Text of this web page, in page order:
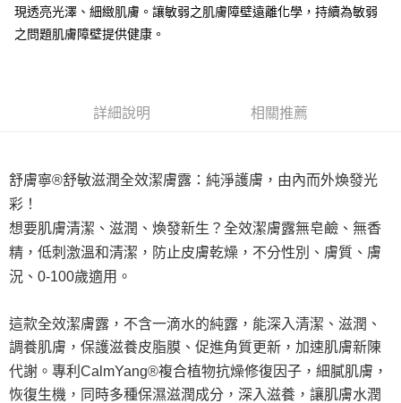
消。如遇「轉專審核」未通過狀況，表示未達大哥付你分期系統評分，恕無
法說明評估內容。
帳／街口支付／iPASS MONEY」等通路繳費。
用戶於交易時，得透過本服務購買商品或服務，並由商店將買賣／分期付款
買賣價金債權讓與本公司後，依約使用本公司帳單繳交帳款。
2.基於同意付款使用「大哥付你分期」之契約關係目的，商店將以您的個人
資料（包含姓名、電話或地址）提供予台灣大哥大進項蒐集、處理及利用，
由本公司與您本人進行分期帳單所需資料之確認、核對及更正。
3.完整用戶服務條款，請詳閱以下連結：https://oppay.tw/userRule
１．簡單：不需註冊會員、不需綁卡、不需儲值。
２．便利：只要手機號碼，簡訊認證，即可結帳。
３．安心：先確認商品／服務後，再付款。
結帳頁面，進行簡訊認證並確認金額後，即可完成結帳。
２．訂單成立數日內，您將收到繳費通知簡訊。
※ 請注意：結帳手續完成當下不需立刻繳費，但若您需要取消訂單，請聯絡
購買商品的店家。未經商家同意取消之訂單仍視為有效，需透過AFTEE先享
後付繳納相關費用。
※ 交易是否成功請以「AFTEE先享後付 」之結帳頁面顯示為準，若有關於
是否繳費成功／繳費後需取消欲退款等相關疑問，請聯繫「AFTEE先享後付
客戶支援中心」https://netprotections.freshdesk.com/support/home
【注意事項】
易，需依本服務之必要範圍內提供個人資料，並將交易相關給付款項請求債
權轉讓予恩沛科技股份有限公司。
２．關於個人資料處理事宜，請瀏覽以下網址：
https://aftee.tw/terms/#terms3
３．未成年的使用者請事先徵得法定代理人或監護人之同意方可使用
「AFTEE先享後付」，若未經同意申辦者引起之損失，本公司不負相關責
運送方式
每筆NT$120，滿NT$1,500(含以上)免運費
7-11付款取貨
每筆NT$120，滿NT$1,500(含以上)免運費
7-11取貨付款
付款後7-11取貨
每筆NT$120，滿NT$1,500(含以上)免運費
宅配
現透亮光澤、細緻肌膚。讓敏弱之肌膚障壁遠離化學，持續為敏弱
之問題肌膚障壁提供健康。
詳細說明 相關推薦
舒膚寧®舒敏滋潤全效潔膚露：純淨護膚，由內而外煥發光
彩！
想要肌膚清潔、滋潤、煥發新生？ 全效潔膚露無皂鹼、無香
精，低刺激溫和清潔，防止皮膚乾燥，不分性別、膚質、膚
況、0-100歲適用 。
這款全效潔膚露，不含一滴水的純露，能深入清潔、滋潤、
調養肌膚，保護滋養皮脂膜、促進角質更新，加速肌膚新陳
代謝。專利CalmYang®複合植物抗燥修復因子，細膩肌膚，
恢復生機，同時多種保濕滋潤成分，深入滋養，讓肌膚水潤